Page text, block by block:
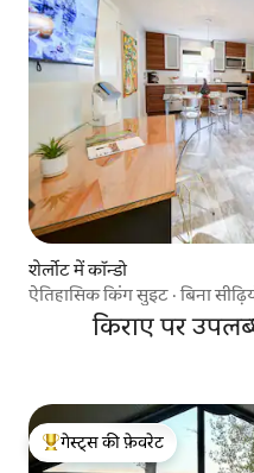
शेर्लोट में कॉन्डो
ऐतिहासिक किंग सुइट · बिना
किराए पर
गेस्ट्स का टॉप फ़ेवरेट
गेस्ट्स की फ़ेवरेट